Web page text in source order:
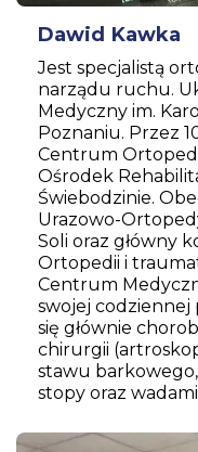
Dawid Kawka
Jest specjalistą
narządu ruchu.
Medyczny im.
Poznaniu. Przez
Centrum
Ośrodek
Świebodzinie.
Urazowo-
Soli oraz główny
Ortopedii i
Centrum
swojej codziennej
się głównie
chirurgii
stawu
stopy oraz